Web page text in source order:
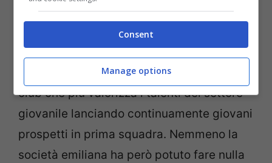
Germania
La stessa situazione si è presentata da
qualche settimana al Sassuolo, uno dei
club che più valorizza i talenti del settore
giovanile lanciando continuamente giovani
prospetti in prima squadra. Nemmeno la
società emiliana ha però potuto fare nulla
Consent
Manage options